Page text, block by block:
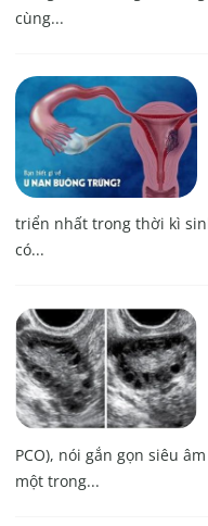
cùng...
triển nhất trong thời kì
có...
PCO), nói gắn gọn siêu
một trong...